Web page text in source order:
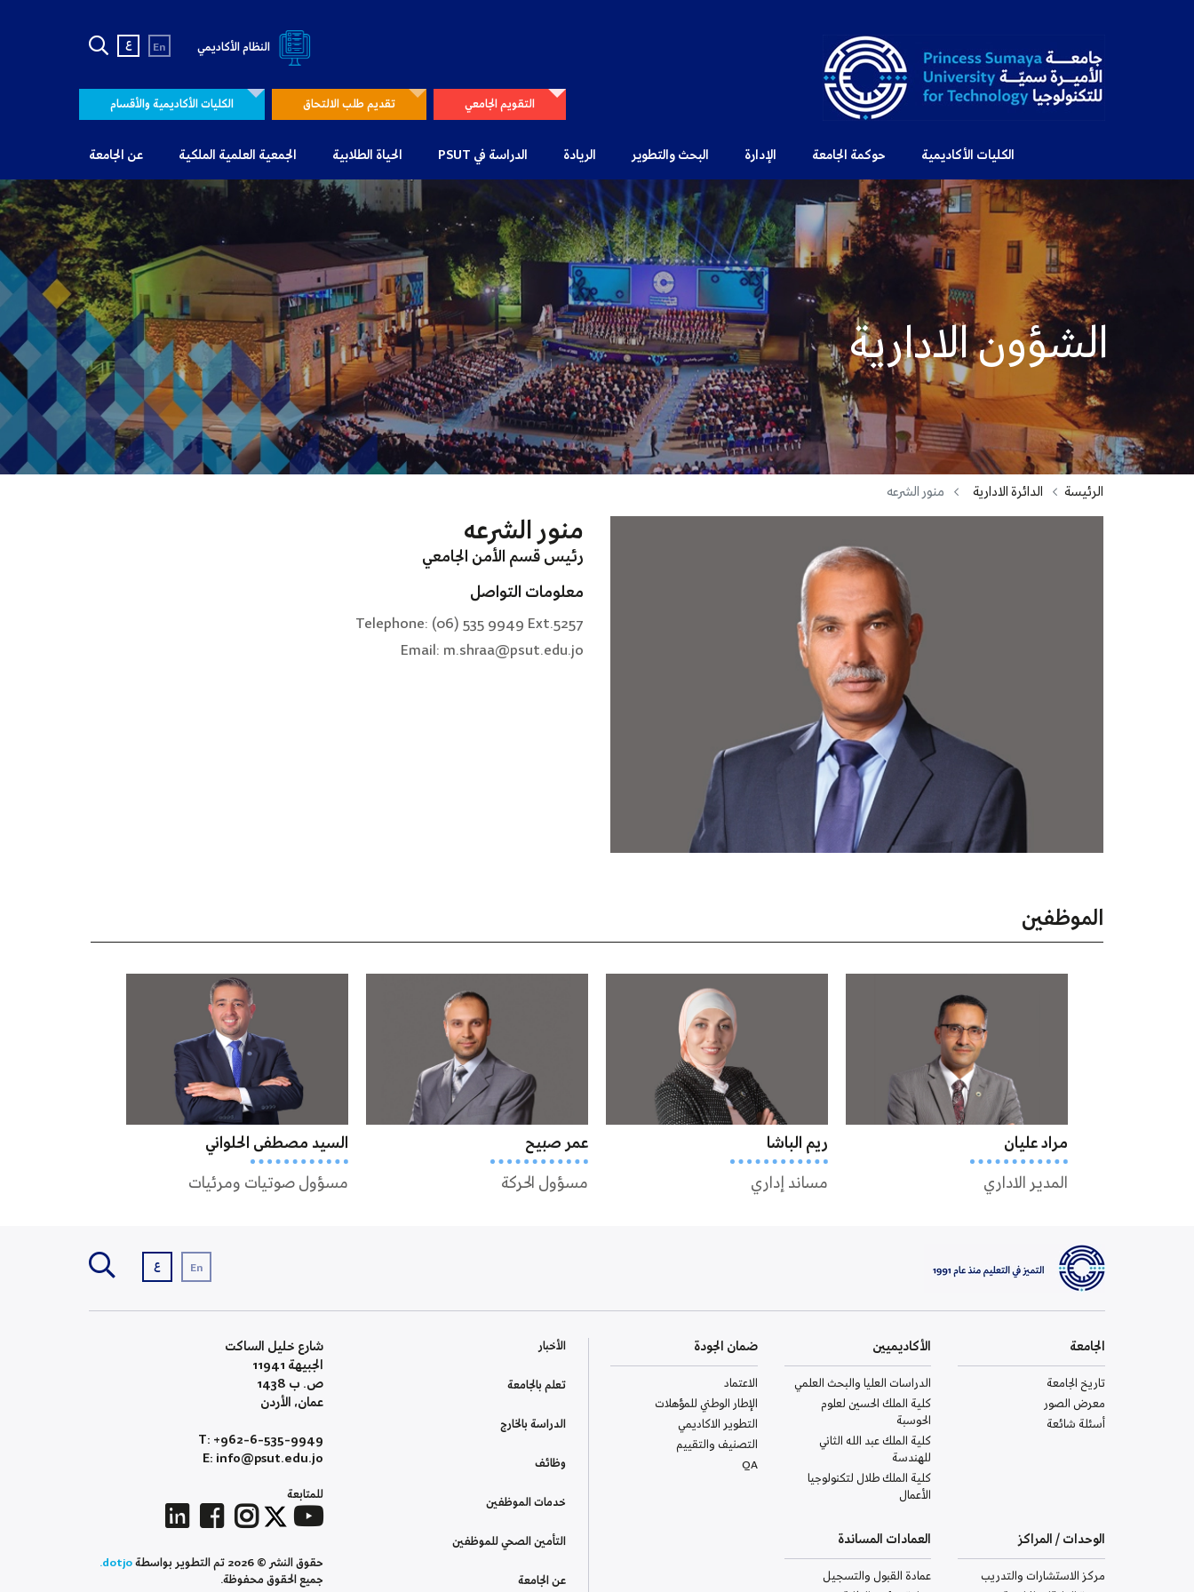
النظام الأكاديمي En ع
التقويم الجامعي تقديم طلب الالتحاق الكليات الأكاديمية والأقسام
الكليات الأكاديمية حوكمة الجامعة الإدارة البحث والتطوير الريادة الدراسة في PSUT الحياة الطلابية الجمعية العلمية الملكية عن الجامعة
الشؤون الادارية
الرئيسة الدائرة الادارية منور الشرعه
منور الشرعه
رئيس قسم الأمن الجامعي
معلومات التواصل
Telephone: (06) 535 9949 Ext.5257
Email: m.shraa@psut.edu.jo
الموظفين
مراد عليان
المدير الاداري
ريم الباشا
مساند إداري
عمر صبيح
مسؤول الحركة
السيد مصطفى الحلواني
مسؤول صوتيات ومرئيات
En ع
الجامعة
تاريخ الجامعة
معرض الصور
أسئلة شائعة
الأكاديميين
الدراسات العليا والبحث العلمي
كلية الملك الحسين لعلوم
الحوسبة
كلية الملك عبد الله الثاني
للهندسة
كلية الملك طلال لتكنولوجيا
الأعمال
ضمان الجودة
الاعتماد
الإطار الوطني للمؤهلات
التطوير الاكاديمي
التصنيف والتقييم
QA
الوحدات / المراكز
مركز الاستشارات والتدريب
العمادات المساندة
عمادة القبول والتسجيل
الأخبار
تعلم بالجامعة
الدراسة بالخارج
وظائف
خدمات الموظفين
التأمين الصحي للموظفين
عن الجامعة
شارع خليل الساكت
الجبيهة 11941
ص. ب 1438
عمان، الأردن
T: +962-6-535-9949
E: info@psut.edu.jo
للمتابعة
حقوق النشر © 2026 تم التطوير بواسطة
dotjo.
جميع الحقوق محفوظة.